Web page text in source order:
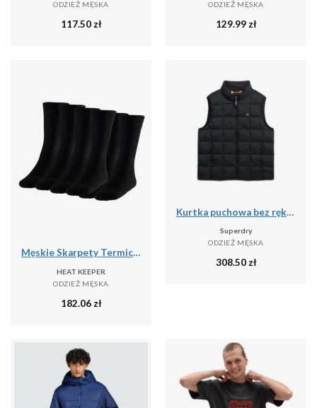
ODZIEŻ MĘSKA
117.50zł
ODZIEŻ MĘSKA
129.99zł
Męskie Skarpety Termiczne - 4 Pary - Czarne
HEAT KEEPER
ODZIEŻ MĘSKA
182.06 zł
Kurtka puchowa bez rękawów Superdry Fuji Lite
Superdry
ODZIEŻ MĘSKA
308.50zł